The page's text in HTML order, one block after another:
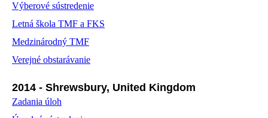
Výberové sústredenie
Letná škola TMF a FKS
Medzinárodný TMF
Verejné obstarávanie
2014 - Shrewsbury, United Kingdom
Zadania úloh